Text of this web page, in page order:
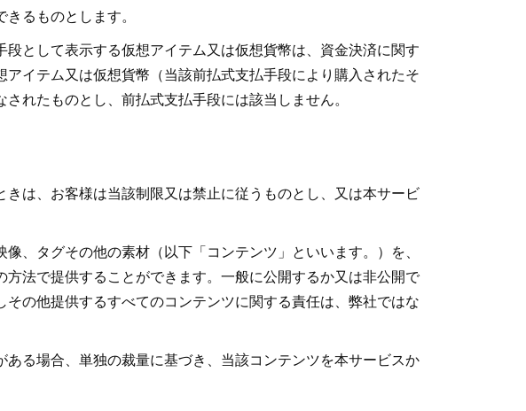
るものとします。
として表示する仮想アイテム又は仮想貨幣は、資金決済に関す
イテム又は仮想貨幣（当該前払式支払手段により購入されたそ
れたものとし、前払式支払手段には該当しません。
は、お客様は当該制限又は禁止に従うものとし、又は本サービ
、タグその他の素材（以下「コンテンツ」といいます。）を、
法で提供することができます。一般に公開するか又は非公開で
の他提供するすべてのコンテンツに関する責任は、弊社ではな
る場合、単独の裁量に基づき、当該コンテンツを本サービスか